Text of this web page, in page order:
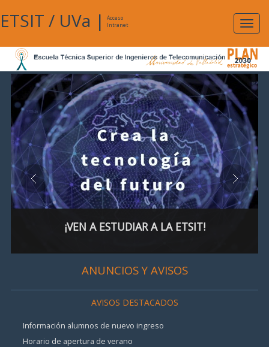
ETSIT / UVa |
Acceso
Intranet
¡VEN A ESTUDIAR A LA ETSIT!
ANUNCIOS Y AVISOS
AVISOS DESTACADOS
Información alumnos de nuevo ingreso
Horario de apertura de verano